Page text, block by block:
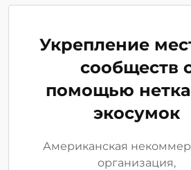
Укрепление
сообществ
помощью
экосумок
Американская
организация,